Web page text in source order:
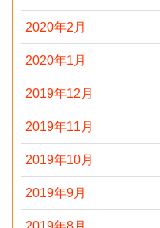
2020年2月
2020年1月
2019年12月
2019年11月
2019年10月
2019年9月